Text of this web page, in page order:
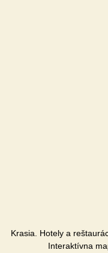
Krasia. Hotely a
Interaktívna